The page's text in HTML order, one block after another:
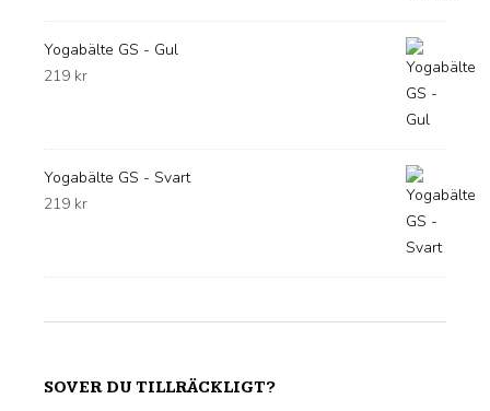
Yogabälte GS - Gul
219 kr
Yogabälte GS - Svart
219 kr
SOVER DU TILLRÄCKLIGT?